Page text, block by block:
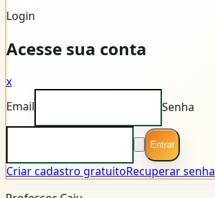
Login
Acesse sua conta
x
Email
Senha
Entrar
Criar cadastro gratuitoRecuperar senha